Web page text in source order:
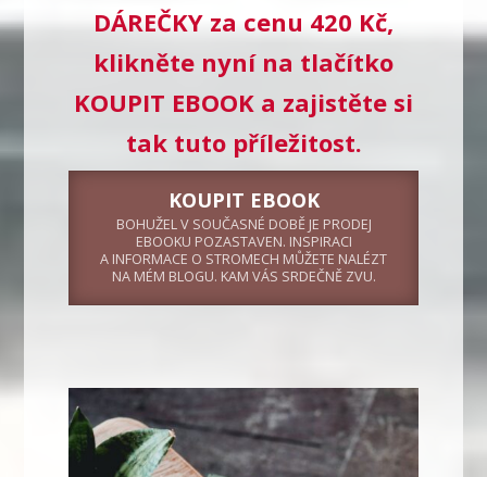
DÁREČKY za cenu 420 Kč,
klikněte nyní na tlačítko
KOUPIT EBOOK a zajistěte si
tak tuto příležitost.
KOUPIT EBOOK
BOHUŽEL V SOUČASNÉ DOBĚ JE PRODEJ
EBOOKU POZASTAVEN. INSPIRACI
A INFORMACE O STROMECH MŮŽETE NALÉZT
NA MÉM BLOGU. KAM VÁS SRDEČNĚ ZVU.